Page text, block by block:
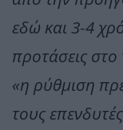
εδώ και 3-4
προτάσεις στο
«η ρύθμιση
τους